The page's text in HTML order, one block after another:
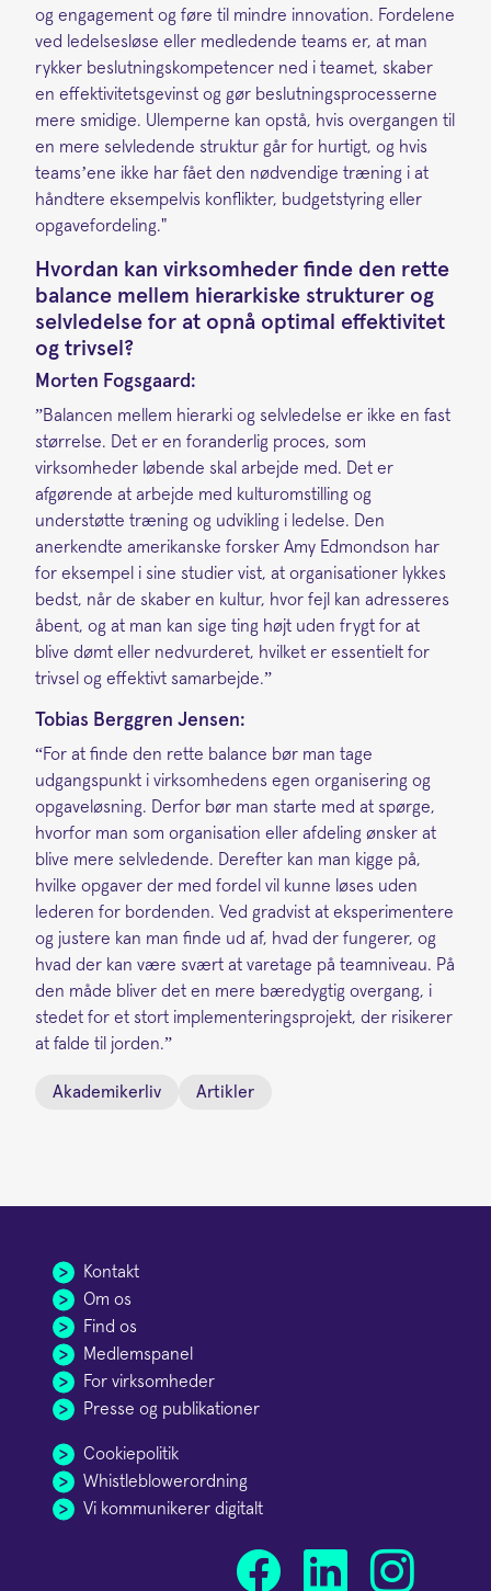
og engagement og føre til mindre innovation. Fordelene
ved ledelsesløse eller medledende teams er, at man
rykker beslutningskompetencer ned i teamet, skaber
en effektivitetsgevinst og gør beslutningsprocesserne
mere smidige. Ulemperne kan opstå, hvis overgangen til
en mere selvledende struktur går for hurtigt, og hvis
teams’ene ikke har fået den nødvendige træning i at
håndtere eksempelvis konflikter, budgetstyring eller
opgavefordeling."
Hvordan kan virksomheder finde den rette
balance mellem hierarkiske strukturer og
selvledelse for at opnå optimal effektivitet
og trivsel?
Morten Fogsgaard:
”Balancen mellem hierarki og selvledelse er ikke en fast
størrelse. Det er en foranderlig proces, som
virksomheder løbende skal arbejde med. Det er
afgørende at arbejde med kulturomstilling og
understøtte træning og udvikling i ledelse. Den
anerkendte amerikanske forsker Amy Edmondson har
for eksempel i sine studier vist, at organisationer lykkes
bedst, når de skaber en kultur, hvor fejl kan adresseres
åbent, og at man kan sige ting højt uden frygt for at
blive dømt eller nedvurderet, hvilket er essentielt for
trivsel og effektivt samarbejde.”
Tobias Berggren Jensen:
“For at finde den rette balance bør man tage
udgangspunkt i virksomhedens egen organisering og
opgaveløsning. Derfor bør man starte med at spørge,
hvorfor man som organisation eller afdeling ønsker at
blive mere selvledende. Derefter kan man kigge på,
hvilke opgaver der med fordel vil kunne løses uden
lederen for bordenden. Ved gradvist at eksperimentere
og justere kan man finde ud af, hvad der fungerer, og
hvad der kan være svært at varetage på teamniveau. På
den måde bliver det en mere bæredygtig overgang, i
stedet for et stort implementeringsprojekt, der risikerer
at falde til jorden.”
Akademikerliv Artikler
Kontakt
Om os
Find os
Medlemspanel
For virksomheder
Presse og publikationer
Cookiepolitik
Whistleblowerordning
Vi kommunikerer digitalt